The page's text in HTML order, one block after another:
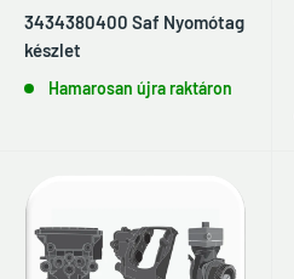
3434380400 Saf Nyomótag
készlet
Hamarosan újra raktáron